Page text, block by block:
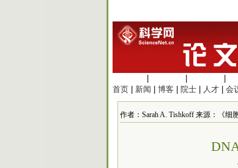
首页
新闻 博客 院士 人才 会
作者：Sarah A. Tishkoff 来源：《细